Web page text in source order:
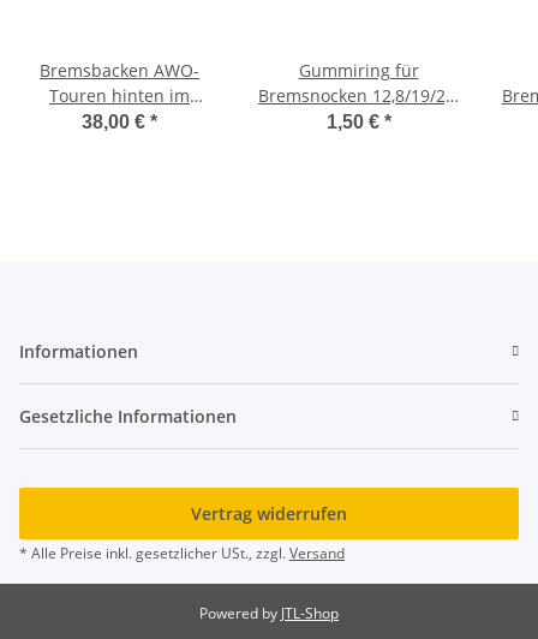
Bremsbacken AWO-
Touren hinten im
Tausch
38,00 € *
Gummiring für
Bremsnocken 12,8/19/2,8
mm AWO Touren
1,50 € *
Informationen
Gesetzliche Informationen
Vertrag widerrufen
* Alle Preise inkl. gesetzlicher USt., zzgl.Versand
Powered by JTL-Shop